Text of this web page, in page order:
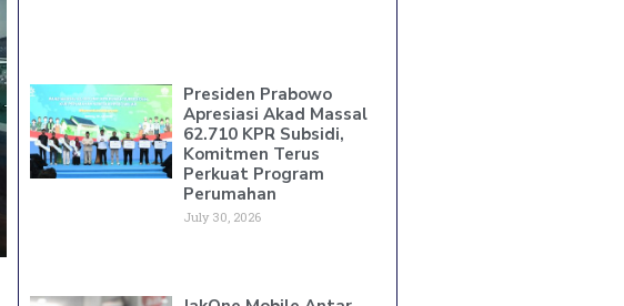
Presiden Prabowo
Apresiasi Akad Massal
62.710 KPR Subsidi,
Komitmen Terus
Perkuat Program
Perumahan
July 30, 2026